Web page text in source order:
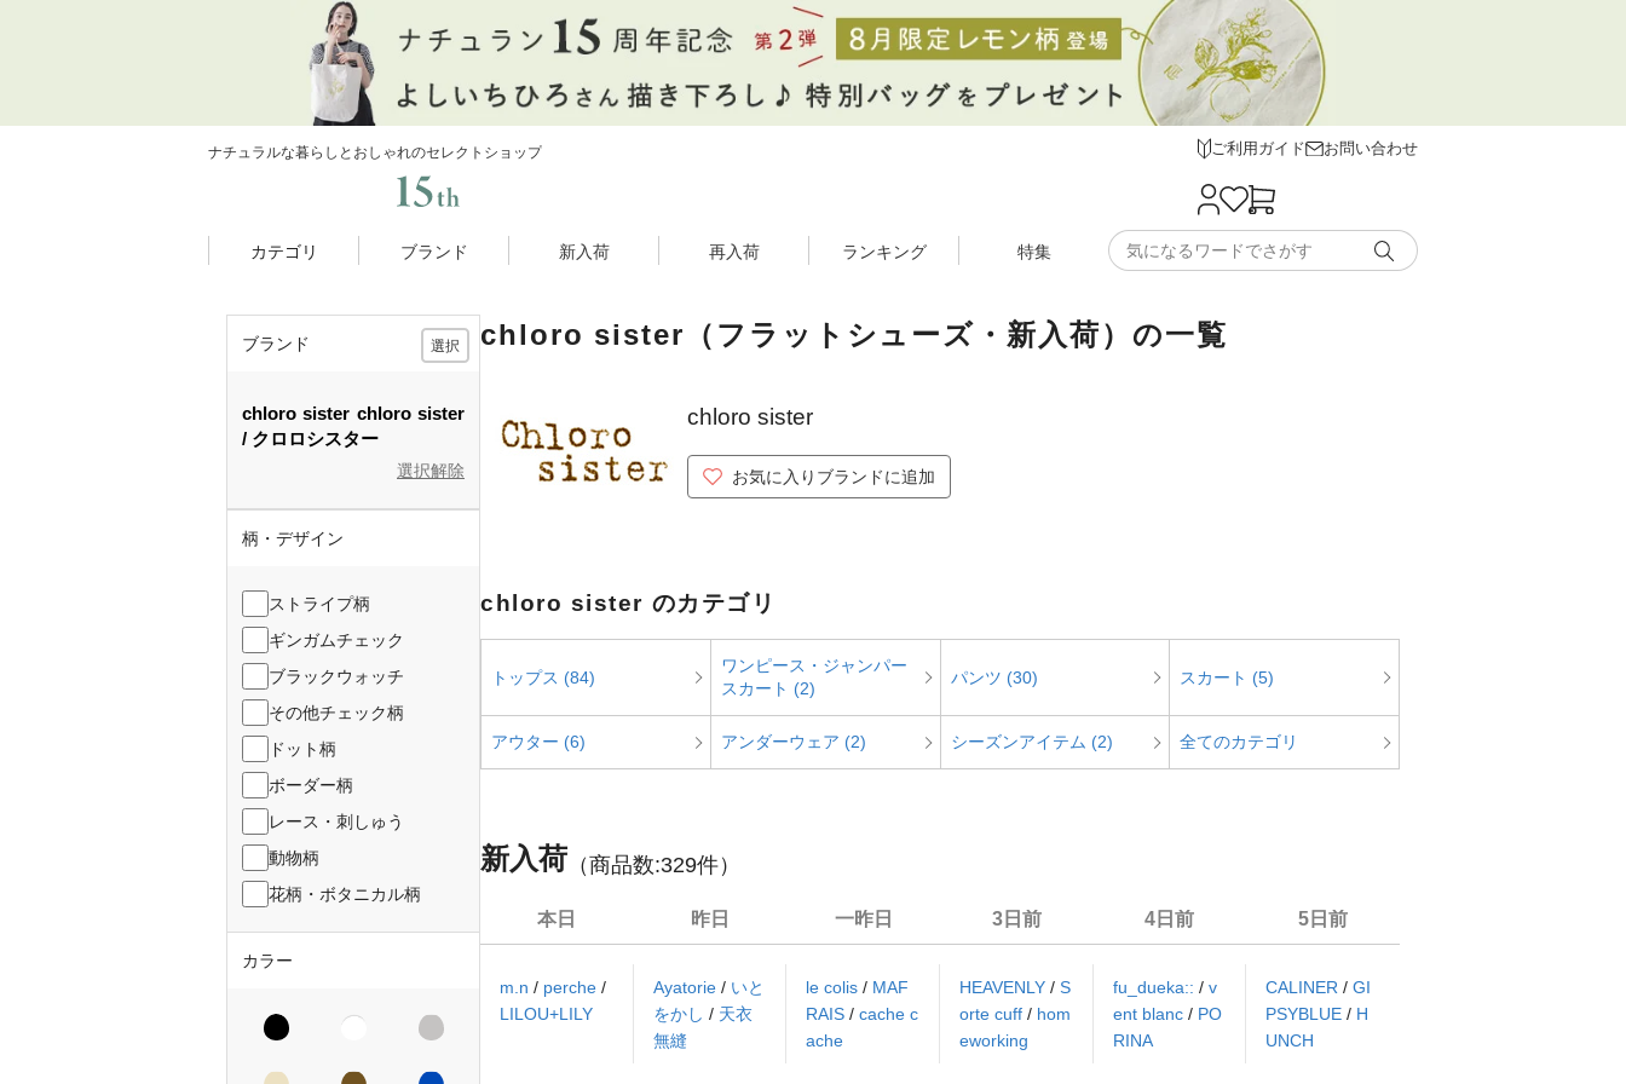
ナチュラルな暮らしとおしゃれのセレクトショップ ご利用ガイド お問い合わせ
カテゴリ ブランド 新入荷 再入荷 ランキング 特集
ブランド 選択
chloro sister chloro sister
クロロシスター
選択解除
柄・デザイン
ストライプ柄
ギンガムチェック
ブラックウォッチ
その他チェック柄
ドット柄
ボーダー柄
レース・刺しゅう
動物柄
花柄・ボタニカル柄
カラー
chloro sister（フラットシューズ・新入荷）の一覧
chloro sister
お気に入りブランドに追加
chloro sister のカテゴリ
トップス (84)
ワンピース・ジャンパー
スカート (2)
パンツ (30) スカート (5)
アウター (6) アンダーウェア (2) シーズンアイテム (2) 全てのカテゴリ
新入荷 （商品数:329件）
本日
m.n / perche /
LILOU+LILY
昨日
Ayatorie / いと
をかし / 天衣
無縫
一昨日
le colis/ MAF
RAIS/cache c
ache
3日前
HEAVENLY / S
orte cuff / hom
eworking
4日前
fu_dueka:: / v
ent blanc / PO
RINA
5日前
CALINER/GI
PSYBLUE/ H
UNCH